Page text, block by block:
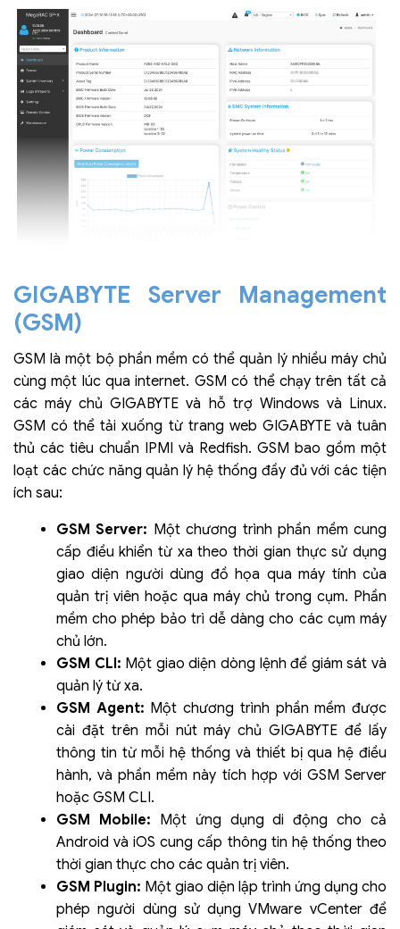
GIGABYTE Server Management
(GSM)
GSM là một bộ phần mềm có thể quản lý nhiều máy chủ
cùng một lúc qua internet. GSM có thể chạy trên tất cả
các máy chủ GIGABYTE và hỗ trợ Windows và Linux.
GSM có thể tải xuống từ trang web GIGABYTE và tuân
thủ các tiêu chuẩn IPMI và Redfish. GSM bao gồm một
loạt các chức năng quản lý hệ thống đầy đủ với các tiện
ích sau:
GSM Server: Một chương trình phần mềm cung
cấp điều khiển từ xa theo thời gian thực sử dụng
giao diện người dùng đồ họa qua máy tính của
quản trị viên hoặc qua máy chủ trong cụm. Phần
mềm cho phép bảo trì dễ dàng cho các cụm máy
chủ lớn.
GSM CLI: Một giao diện dòng lệnh để giám sát và
quản lý từ xa.
GSM Agent: Một chương trình phần mềm được
cài đặt trên mỗi nút máy chủ GIGABYTE để lấy
thông tin từ mỗi hệ thống và thiết bị qua hệ điều
hành, và phần mềm này tích hợp với GSM Server
hoặc GSM CLI.
GSM Mobile: Một ứng dụng di động cho cả
Android và iOS cung cấp thông tin hệ thống theo
thời gian thực cho các quản trị viên.
GSM Plugin: Một giao diện lập trình ứng dụng cho
phép người dùng sử dụng VMware vCenter để